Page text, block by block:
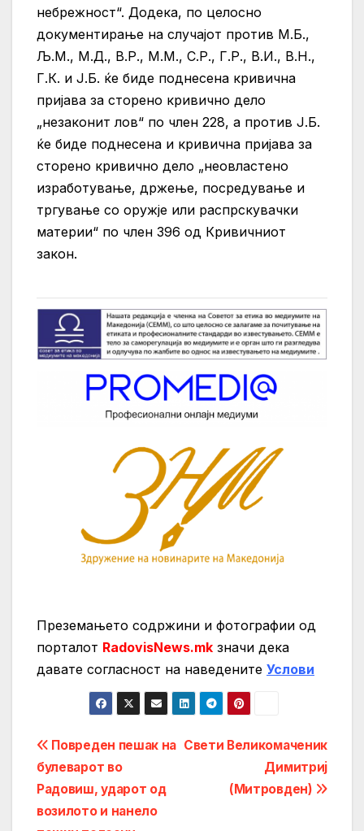
небрежност“. Додека, по целосно
документирање на случајот против М.Б.,
Љ.М., М.Д., В.Р., М.М., С.Р., Г.Р., В.И., В.Н.,
Г.К. и Ј.Б. ќе биде поднесена кривична
пријава за сторено кривично дело
„незаконит лов“ по член 228, а против Ј.Б.
ќе биде поднесена и кривична пријава за
сторено кривично дело „неовластено
изработување, држење, посредување и
тргување со оружје или распрскувачки
материи“ по член 396 од Кривичниот
закон.
Преземањето содржини и фотографии од
порталот RadovisNews.mk значи дека
давате согласност на нaведените Услови
Post
navigation
Свети Великомаченик
Димитриј
(Митровден)
Повреден пешак на
булеварот во
Радовиш, ударот од
возилото и нанело